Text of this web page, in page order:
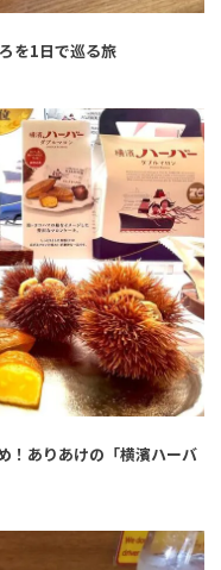
を1日で巡る旅
！ありあけの「横濱ハーバ